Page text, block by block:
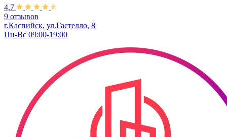
4,7
9 отзывов
г.Каспийск, ул.Гастелло, 8
Пн-Вс 09:00-19:00